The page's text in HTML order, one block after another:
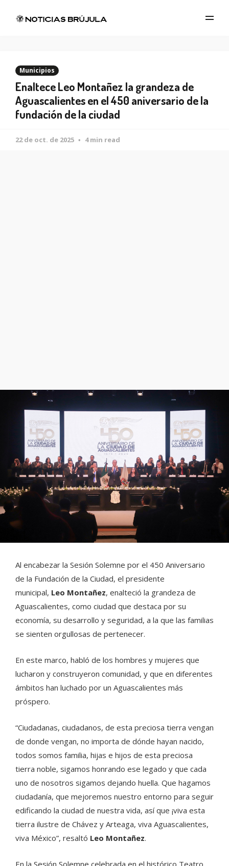
Municipios
Enaltece Leo Montañez la grandeza de
Aguascalientes en el 450 aniversario de la
fundación de la ciudad
22 de oct. de 2025 4 min read
Al encabezar la Sesión Solemne por el 450 Aniversario
de la Fundación de la Ciudad, el presidente
municipal, Leo Montañez, enalteció la grandeza de
Aguascalientes, como ciudad que destaca por su
economía, su desarrollo y seguridad, a la que las familias
se sienten orgullosas de pertenecer.
En este marco, habló de los hombres y mujeres que
lucharon y construyeron comunidad, y que en diferentes
ámbitos han luchado por un Aguascalientes más
próspero.
“Ciudadanas, ciudadanos, de esta preciosa tierra vengan
de donde vengan, no importa de dónde hayan nacido,
todos somos familia, hijas e hijos de esta preciosa
tierra noble, sigamos honrando ese legado y que cada
uno de nosotros sigamos dejando huella. Que hagamos
ciudadanía, que mejoremos nuestro entorno para seguir
edificando la ciudad de nuestra vida, así que ¡viva esta
tierra ilustre de Chávez y Arteaga, viva Aguascalientes,
viva México”, resaltó Leo Montañez.
En la Sesión Solemne celebrada en el histórico Teatro